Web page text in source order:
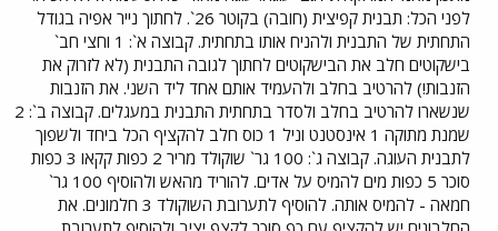
לפני הכל: תבנית קפיצית (חובה) בקוטר 26`. לחתוך נייר אפיה בגודל
התחתית של התבנית ולהניח אותו בתחתית. קבוצה א`: 1 וחצי חב`
בישקוטים חלב את הבישקוטים לחתוך לגובה התבנית (לא לזרוק את
הזנבות!) להרטיב בחלב ולהעמיד אותם אחד ליד השני. את הזנבות
שנשארו להרטיב בחלב ולסדר בתחתית התבנית במעגלים. קבוצה ב`: 2
שמנת מתוקה 1 אינסטנט וניל 1 כוס חלב להקציף הכל ביחד ולשפוך
לתבנית העוגה. קבוצה ג`: 100 גר` שוקולד מריר 2 כפות קקאו 3 כפות
סוכר 5 כפות מים להמיס על אדים. להוריד מהאש ולהוסיף 100 גר`
חמאה - להמיס אותה. להוסיף לתערובת השוקולד 3 חלמונים. את